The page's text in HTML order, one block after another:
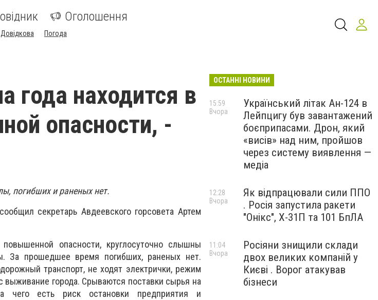
Оголошення
Довідкова Погода
года находится в
опасности, -
погибших и раненых нет.
секретарь Авдеевского горсовета Артем
опасности, круглосуточно слышны
За прошедшее время погибших, раненых нет.
транспорт, не ходят электрички, режим
выживание города. Срываются поставки сырья на
чего есть риск остановки предприятия и
ОСТАННІ НОВИНИ
Український літак Ан-124 в
Лейпцигу був завантажений
боєприпасами. Дрон, який
«висів» над ним, пройшов
через систему виявлення —
медіа
15:59
Вчора
Як відпрацювали сили ППО
. Росія запустила ракети
"Онікс", Х-31П та 101 БпЛА
12:28
Вчора
Росіяни знищили склади
двох великих компаній у
Києві . Ворог атакував
бізнеси
11:04
Вчора